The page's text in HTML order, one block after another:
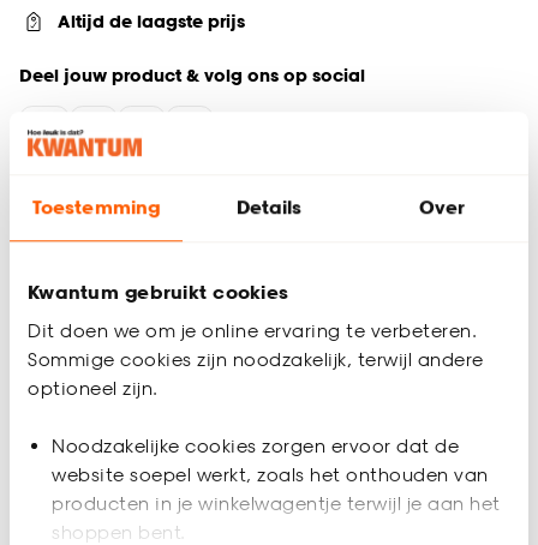
Toestemming Details Over
Kwantum gebruikt cookies
Dit doen we om je online ervaring te verbeteren.
Sommige cookies zijn noodzakelijk, terwijl andere
optioneel zijn.
Noodzakelijke cookies zorgen ervoor dat de
website soepel werkt, zoals het onthouden van
producten in je winkelwagentje terwijl je aan het
shoppen bent.
Altijd de laagste prijs
Deel jouw product & volg ons op social
Productomschrijving
Hij is gemaakt van smoked glas wat een mooi lichteffect
Productspecificaties
Artikelnummer
EAN nummer 8712879164456
Kleur